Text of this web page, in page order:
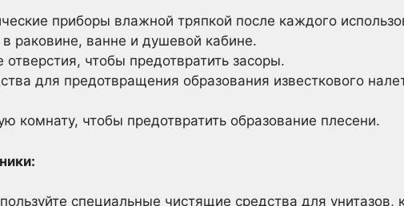
приборы влажной тряпкой после каждого
раковине, ванне и душевой кабине.
чтобы предотвратить засоры.
для предотвращения образования известкового
комнату, чтобы предотвратить образование плесени.
специальные чистящие средства для унитазов,